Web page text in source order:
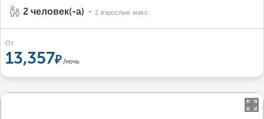
2 человек(-а) 2 взрослые макс.
От
13,357 /ночь